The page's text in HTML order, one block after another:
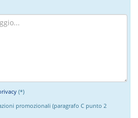
(*)
promozionali (paragrafo C punto 2